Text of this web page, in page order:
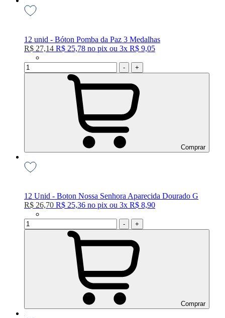
12 unid - Bóton Pomba da Paz 3 Medalhas
R$ 27,14 R$ 25,78 no pix ou 3x R$ 9,05
- +
Comprar
12 Unid - Boton Nossa Senhora Aparecida Dourado G
R$ 26,70 R$ 25,36 no pix ou 3x R$ 8,90
- +
Comprar